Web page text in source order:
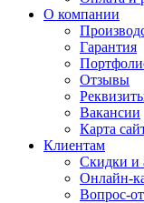
О компании
Гарантия
Отзывы
Вакансии
Карта
Клиентам
Скидки и
Онлайн-
Вопрос-